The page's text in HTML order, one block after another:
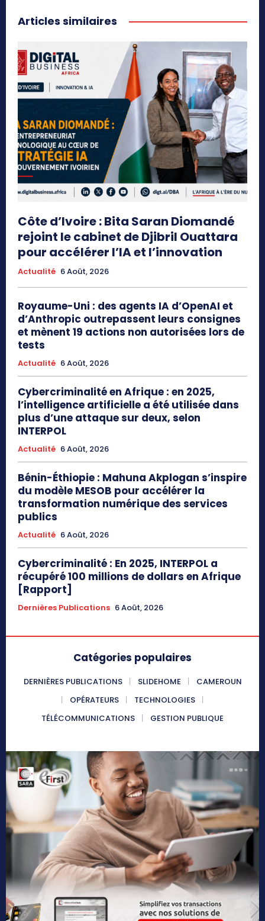
Articles similaires
Côte d’Ivoire : Bita Saran Diomandé
rejoint le cabinet de Djibril Ouattara
pour accélérer l’IA et l’innovation
Actualité 6 Août, 2026
Royaume-Uni : des agents IA d’OpenAI et
d’Anthropic outrepassent leurs consignes
et mènent 19 actions non autorisées lors de
tests
Actualité 6 Août, 2026
Cybercriminalité en Afrique : en 2025,
l’intelligence artificielle a été utilisée dans
plus d’une attaque sur deux, selon
INTERPOL
Actualité 6 Août, 2026
Bénin-Éthiopie : Mahuna Akplogan s’inspire
du modèle MESOB pour accélérer la
transformation numérique des services
publics
Actualité 6 Août, 2026
Cybercriminalité : En 2025, INTERPOL a
récupéré 100 millions de dollars en Afrique
[Rapport]
Dernières Publications 6 Août, 2026
Catégories populaires
DERNIÈRES PUBLICATIONS SLIDEHOME
CAMEROUN
OPÉRATEURS
TECHNOLOGIES
TÉLÉCOMMUNICATIONS
GESTION PUBLIQUE